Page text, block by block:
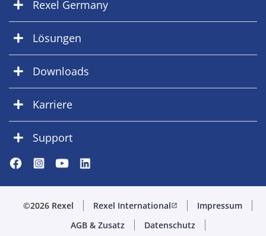
Rexel Germany
Lösungen
Downloads
Karriere
Support
©2026 Rexel Rexel Internationalopen_in_new
Impressum
AGB & Zusatz
Datenschutz